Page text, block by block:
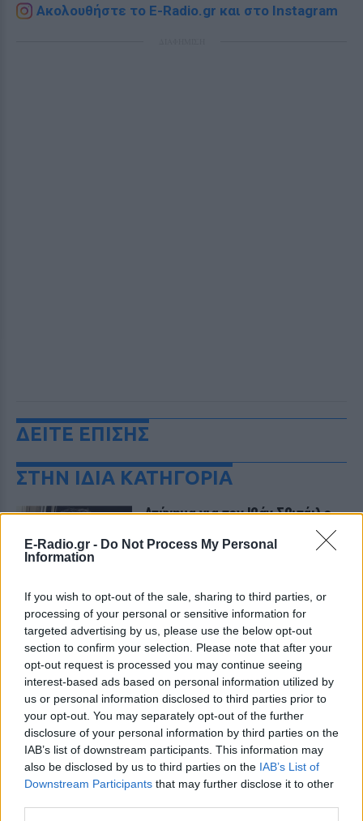
E-Radio.gr - Do Not Process My Personal
Information
If you wish to opt-out of the sale, sharing to third parties, or
processing of your personal or sensitive information for
targeted advertising by us, please use the below opt-out
section to confirm your selection. Please note that after your
opt-out request is processed you may continue seeing
interest-based ads based on personal information utilized by
us or personal information disclosed to third parties prior to
your opt-out. You may separately opt-out of the further
disclosure of your personal information by third parties on the
IAB’s list of downstream participants. This information may
also be disclosed by us to third parties on the IAB’s List of
Downstream Participants that may further disclose it to other
Ακολουθήστε το E-Radio.gr και στο Instagram
ΔΕΙΤΕ ΕΠΙΣΗΣ
ΣΤΗΝ ΙΔΙΑ ΚΑΤΗΓΟΡΙΑ
Ατύχημα για τον Ιβάν Σβιτάιλο
στην Κέρκυρα: «Θα σηκωθώ πιο
δυνατός»
στο Instagram μια φωτογραφία από
πρόσφατη εξέτασή του, με ένα μήνυμα
θάρρους
Φοβερή ιστορία στον ΟΦΗ:
Ένας κάτοχος εισιτηρίου
διαρκείας είναι μόλις 2 μηνών
Οπαδός από κούνια κυριολεκτικά στον
Διακοπές στη Μύκονο για τη
Βάλια Χατζηθεοδώρου ‑ οι
φωτογραφίες με μαγιό στην